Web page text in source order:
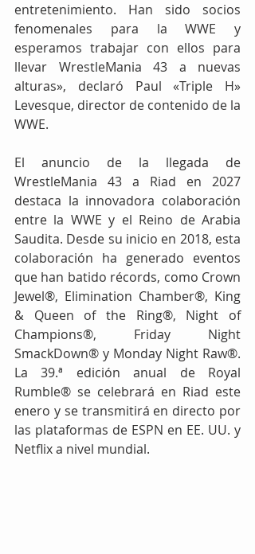
entretenimiento. Han sido socios
fenomenales para la WWE y
esperamos trabajar con ellos para
llevar WrestleMania 43 a nuevas
alturas», declaró Paul «Triple H»
Levesque, director de contenido de la
WWE.
El anuncio de la llegada de
WrestleMania 43 a Riad en 2027
destaca la innovadora colaboración
entre la WWE y el Reino de Arabia
Saudita. Desde su inicio en 2018, esta
colaboración ha generado eventos
que han batido récords, como Crown
Jewel®, Elimination Chamber®, King
& Queen of the Ring®, Night of
Champions®, Friday Night
SmackDown® y Monday Night Raw®.
La 39.ª edición anual de Royal
Rumble® se celebrará en Riad este
enero y se transmitirá en directo por
las plataformas de ESPN en EE. UU. y
Netflix a nivel mundial.